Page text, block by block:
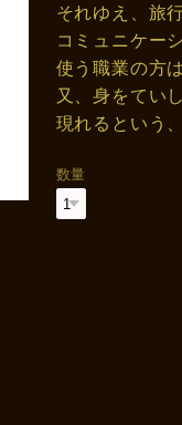
それゆえ、旅
コミュニケー
使う職業の方
又、身をてい
現れるという
数量